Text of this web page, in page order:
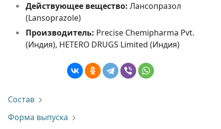
Действующее вещество: Лансопразол
(Lansoprazole)
Производитель: Precise Chemipharma Pvt.
(Индия), HETERO DRUGS Limited (Индия)
Состав
Форма выпуска